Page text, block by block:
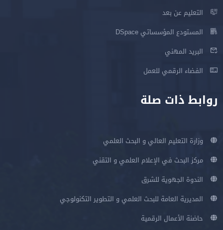
التعليم عن بعد
المستودع المؤسساتي DSpace
البريد المهني
الفضاء الرقمي للعمل
روابط ذات صلة
وزارة التعليم العالي و البحث العلمي
مركز البحث في الإعلام العلمي و التقني
الندوة الجهوية للشرق
المديرية العامة للبحث العلمي و التطوير التكنولوجي
حاضنة الأعمال الرقمية